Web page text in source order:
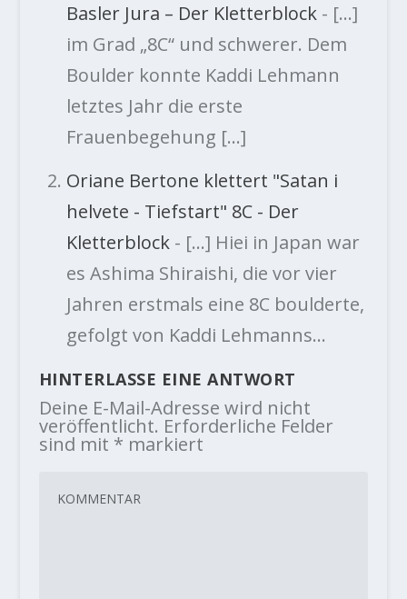
Basler Jura – Der Kletterblock- […]
im Grad „8C“ und schwerer. Dem
Boulder konnte Kaddi Lehmann
letztes Jahr die erste
Frauenbegehung […]
Oriane Bertone klettert "Satan i
helvete - Tiefstart" 8C - Der
Kletterblock- […] Hiei in Japan war
es Ashima Shiraishi, die vor vier
Jahren erstmals eine 8C boulderte,
gefolgt von Kaddi Lehmanns…
HINTERLASSE EINE ANTWORT
Deine E-Mail-Adresse wird nicht
veröffentlicht. Erforderliche Felder
sind mit * markiert